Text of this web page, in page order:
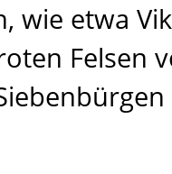
wie etwa
Felsen